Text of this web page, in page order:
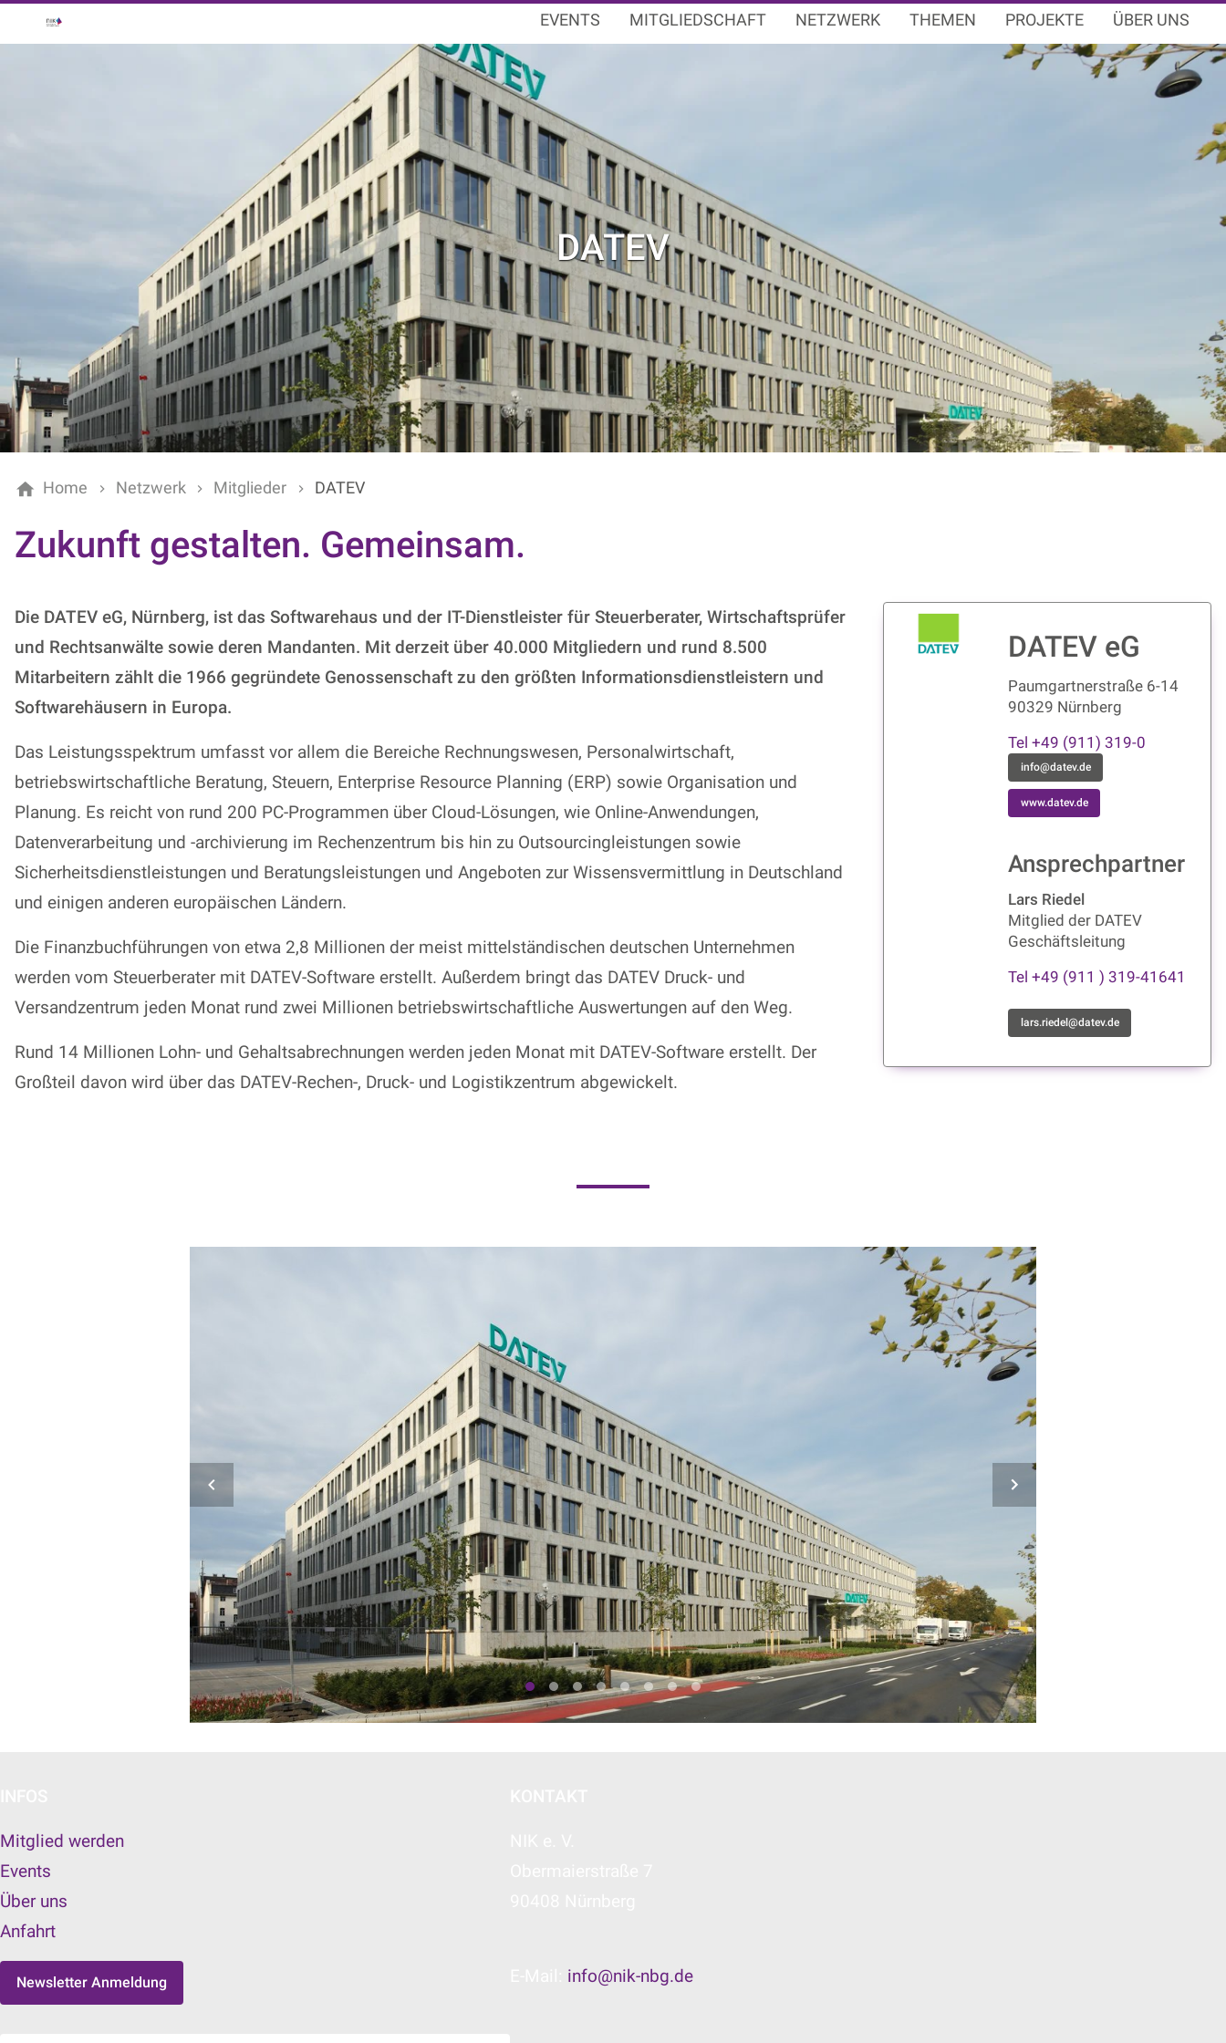
EVENTS MITGLIEDSCHAFT NETZWERK THEMEN PROJEKTE ÜBER UNS
DATEV
Home Netzwerk Mitglieder DATEV
Zukunft gestalten. Gemeinsam.
Die DATEV eG, Nürnberg, ist das Softwarehaus und der IT-Dienstleister für Steuerberater, Wirtschaftsprüfer
und Rechtsanwälte sowie deren Mandanten. Mit derzeit über 40.000 Mitgliedern und rund 8.500
Mitarbeitern zählt die 1966 gegründete Genossenschaft zu den größten Informationsdienstleistern und
Softwarehäusern in Europa.
Das Leistungsspektrum umfasst vor allem die Bereiche Rechnungswesen, Personalwirtschaft,
betriebswirtschaftliche Beratung, Steuern, Enterprise Resource Planning (ERP) sowie Organisation und
Planung. Es reicht von rund 200 PC-Programmen über Cloud-Lösungen, wie Online-Anwendungen,
Datenverarbeitung und -archivierung im Rechenzentrum bis hin zu Outsourcingleistungen sowie
Sicherheitsdienstleistungen und Beratungsleistungen und Angeboten zur Wissensvermittlung in Deutschland
und einigen anderen europäischen Ländern.
Die Finanzbuchführungen von etwa 2,8 Millionen der meist mittelständischen deutschen Unternehmen
werden vom Steuerberater mit DATEV-Software erstellt. Außerdem bringt das DATEV Druck- und
Versandzentrum jeden Monat rund zwei Millionen betriebswirtschaftliche Auswertungen auf den Weg.
Rund 14 Millionen Lohn- und Gehaltsabrechnungen werden jeden Monat mit DATEV-Software erstellt. Der
Großteil davon wird über das DATEV-Rechen-, Druck- und Logistikzentrum abgewickelt.
DATEV eG
Paumgartnerstraße 6-14
90329 Nürnberg
Tel +49 (911) 319-0
info@datev.de
www.datev.de
Ansprechpartner
Lars Riedel
Mitglied der DATEV
Geschäftsleitung
Tel +49 (911 ) 319-41641
lars.riedel@datev.de
Mitglied werden
Events
Über uns
Anfahrt
Newsletter Anmeldung info@nik-nbg.de